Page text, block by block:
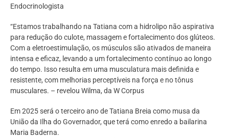
Endocrinologista
“Estamos trabalhando na Tatiana com a hidrolipo não aspirativa
para redução do culote, massagem e fortalecimento dos glúteos.
Com a eletroestimulação, os músculos são ativados de maneira
intensa e eficaz, levando a um fortalecimento contínuo ao longo
do tempo. Isso resulta em uma musculatura mais definida e
resistente, com melhorias perceptíveis na força e no tônus
musculares. – revelou Wilma, da W Corpus
Em 2025 será o terceiro ano de Tatiana Breia como musa da
União da Ilha do Governador, que terá como enredo a bailarina
Maria Baderna.